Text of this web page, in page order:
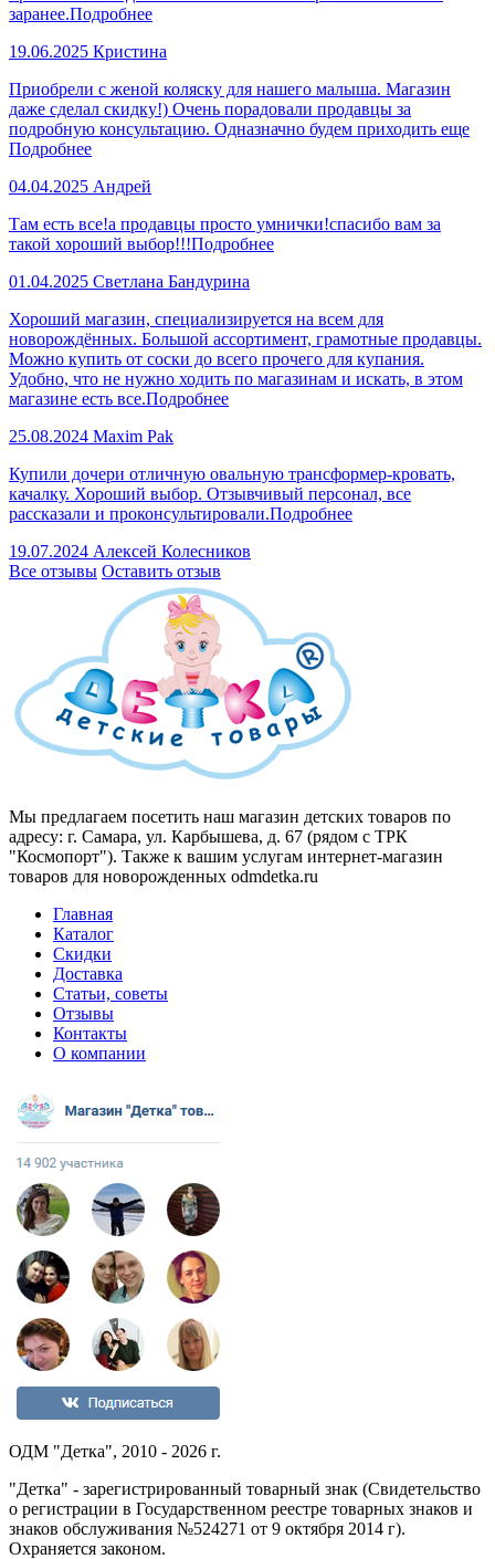
заранее.Подробнее
19.06.2025 Кристина
Приобрели с женой коляску для нашего малыша. Магазин
даже сделал скидку!) Очень порадовали продавцы за
подробную консультацию. Одназначно будем приходить еще
Подробнее
04.04.2025 Андрей
Там есть все!а продавцы просто умнички!спасибо вам за
такой хороший выбор!!!Подробнее
01.04.2025 Светлана Бандурина
Хороший магазин, специализируется на всем для
новорождённых. Большой ассортимент, грамотные продавцы.
Можно купить от соски до всего прочего для купания.
Удобно, что не нужно ходить по магазинам и искать, в этом
магазине есть все.Подробнее
25.08.2024 Maxim Pak
Купили дочери отличную овальную трансформер-кровать,
качалку. Хороший выбор. Отзывчивый персонал, все
рассказали и проконсультировали.Подробнее
19.07.2024 Алексей Колесников
Все отзывы Оставить отзыв
Мы предлагаем посетить наш магазин детских товаров по
адресу: г. Самара, ул. Карбышева, д. 67 (рядом с ТРК
"Космопорт"). Также к вашим услугам интернет-магазин
товаров для новорожденных odmdetka.ru
Главная
Каталог
Скидки
Доставка
Статьи, советы
Отзывы
Контакты
О компании
ОДМ "Детка", 2010 - 2026 г.
"Детка" - зарегистрированный товарный знак (Свидетельство
о регистрации в Государственном реестре товарных знаков и
знаков обслуживания №524271 от 9 октября 2014 г).
Охраняется законом.